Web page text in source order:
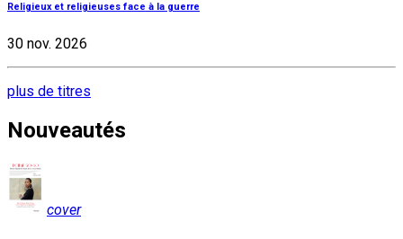
Religieux et religieuses face à la guerre
30 nov. 2026
plus de titres
Nouveautés
cover